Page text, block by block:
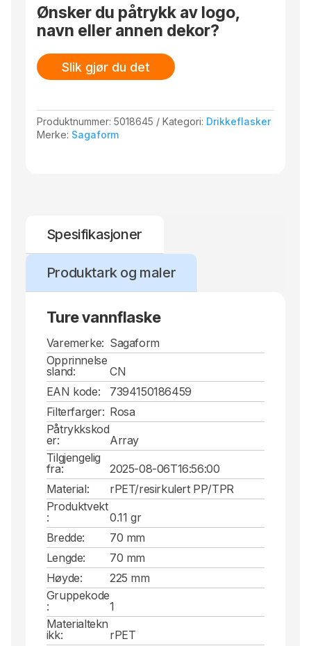
Ønsker du påtrykk av logo,
navn eller annen dekor?
Slik gjør du det
Produktnummer:5018645 Kategori: Drikkeflasker
Merke: Sagaform
Spesifikasjoner
Produktark og maler
Ture vannflaske
Varemerke: Sagaform
Opprinnelse
sland:
CN
EAN kode:
7394150186459
Filterfarger: Rosa
Påtrykkskod
er:
Array
Tilgjengelig
fra:
2025-08-06T16:56:00
Material:
rPET/resirkulert PP/TPR
Produktvekt
:
0.11 gr
Bredde:
70 mm
Lengde:
70 mm
Høyde:
225 mm
Gruppekode
:
1
Materialtekn
ikk:
rPET